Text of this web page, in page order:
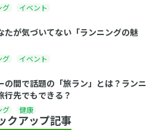
グ イベント
たが気づいてない「ランニングの魅
グ イベント
の間で話題の「旅ラン」とは？ランニ
行先でもできる？
グ 健康
クアップ記事